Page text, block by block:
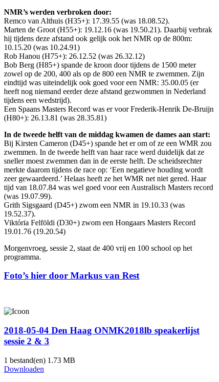
NMR’s werden verbroken door:
Remco van Althuis (H35+): 17.39.55 (was 18.08.52).
Marten de Groot (H55+): 19.12.16 (was 19.50.21). Daarbij verbrak
hij tijdens deze afstand ook gelijk ook het NMR op de 800m:
10.15.20 (was 10.24.91)
Rob Hanou (H75+): 26.12.52 (was 26.32.12)
Bob Berg (H85+) spande de kroon door tijdens de 1500 meter
zowel op de 200, 400 als op de 800 een NMR te zwemmen. Zijn
eindtijd was uiteindelijk ook goed voor een NMR: 35.00.05 (er
heeft nog niemand eerder deze afstand gezwommen in Nederland
tijdens een wedstrijd).
Een Spaans Masters Record was er voor Frederik-Henrik De-Bruijn
(H80+): 26.13.81 (was 28.35.81)
In de tweede helft van de middag kwamen de dames aan start:
Bij Kirsten Cameron (D45+) spande het er om of ze een WMR zou
zwemmen. In de tweede helft van haar race werd duidelijk dat ze
sneller moest zwemmen dan in de eerste helft. De scheidsrechter
merkte daarom tijdens de race op: ‘Een negatieve houding wordt
zeer gewaardeerd.’ Helaas heeft ze het WMR net niet gered. Haar
tijd van 18.07.84 was wel goed voor een Australisch Masters record
(was 19.07.99).
Grith Sigsgaard (D45+) zwom een NMR in 19.10.33 (was
19.52.37).
Viktória Felföldi (D30+) zwom een Hongaars Masters Record
19.01.76 (19.20.54)
Morgenvroeg, sessie 2, staat de 400 vrij en 100 school op het
programma.
Foto’s hier door Markus van Rest
2018-05-04 Den Haag ONMK2018lb speakerlijst
sessie 2 & 3
1 bestand(en) 1.73 MB
Downloaden